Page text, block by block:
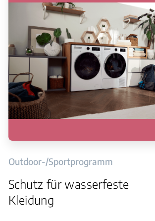
Outdoor-/Sportprogramm
Schutz für wasserfeste
Kleidung